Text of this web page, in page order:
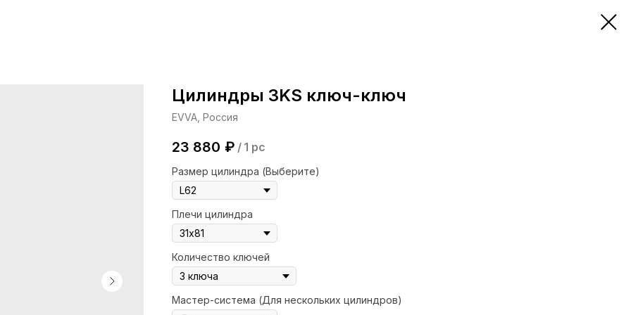
Цилиндры 3KS ключ-ключ
EVVA, Россия
23 880 ₽ / 1 pc
Размер цилиндра (Выберите)
Плечи цилиндра
Количество ключей
Мастер-система (Для нескольких цилиндров)